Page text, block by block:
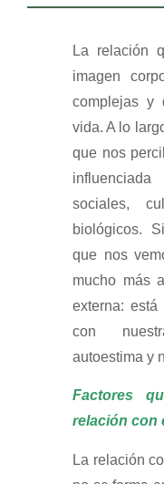
La relación
imagen
complejas y
vida. A lo
que nos
sociales,
biológicos.
que nos
mucho más
externa: está
con
autoestima y
Factores
relación con
La relación